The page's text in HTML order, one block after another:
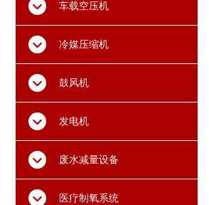
车载空压机
冷媒压缩机
鼓风机
发电机
废水减量设备
医疗制氧系统